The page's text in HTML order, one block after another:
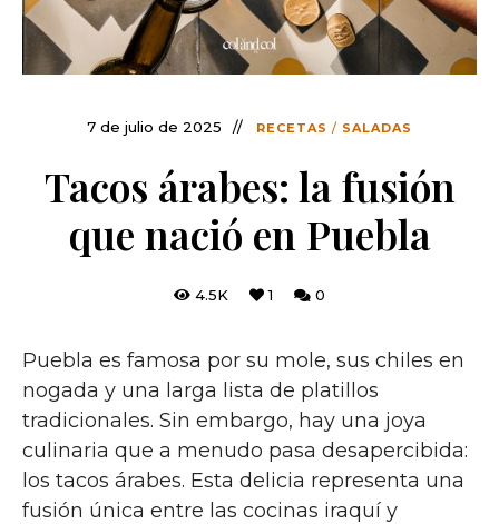
7 de julio de 2025 RECETAS / SALADAS
Tacos árabes: la fusión
que nació en Puebla
4.5K 1 0
Puebla es famosa por su mole, sus chiles en
nogada y una larga lista de platillos
tradicionales. Sin embargo, hay una joya
culinaria que a menudo pasa desapercibida:
los tacos árabes. Esta delicia representa una
fusión única entre las cocinas iraquí y